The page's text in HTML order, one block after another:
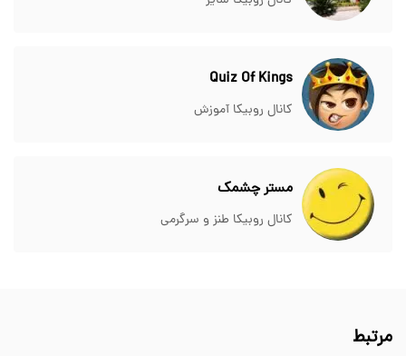
Quiz Of Kings
کانال روبیکا آموزش
مستر چشمک
کانال روبیکا طنز و سرگرمی
مرتبط